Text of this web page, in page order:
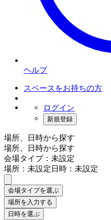
ヘルプ
スペースをお持ちの方
ログイン
新規登録
場所、日時から探す
場所、日時から探す
会場タイプ：未設定
場所：未設定日時：未設定
会場タイプを選ぶ
場所を入力する
日時を選ぶ